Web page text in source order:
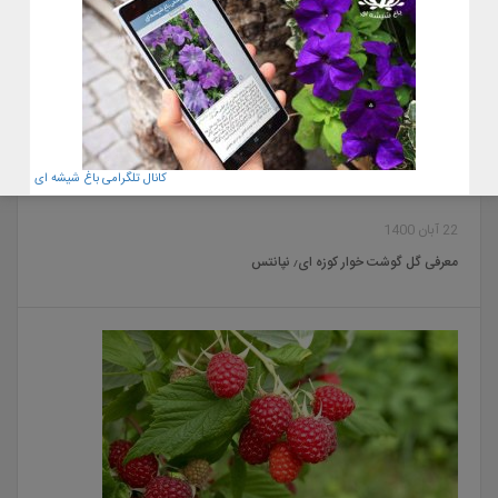
22 آبان 1400
معرفی گل گوشت خوار کوزه ای٫ نپانتس
کانال تلگرامی باغ شیشه ای